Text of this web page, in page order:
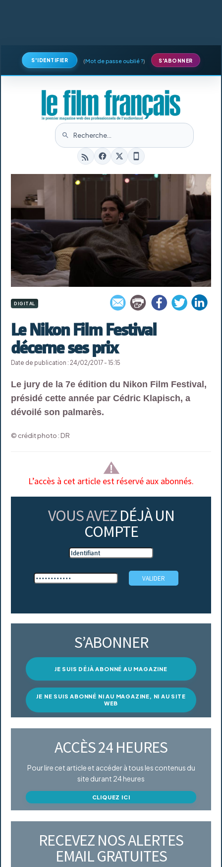
S'IDENTIFIER (Mot de passe oublié ?) S'ABONNER
DIGITAL
Le Nikon Film Festival
décerne ses prix
Date de publication : 24/02/2017 - 15:15
Le jury de la 7e édition du Nikon Film Festival,
présidé cette année par Cédric Klapisch, a
dévoilé son palmarès.
© crédit photo : DR
L’accès à cet article est réservé aux abonnés.
VOUS AVEZ DÉJÀ UN
COMPTE
S’ABONNER
JE SUIS DÉJÀ ABONNÉ AU MAGAZINE
JE NE SUIS ABONNÉ NI AU MAGAZINE, NI AU SITE
WEB
ACCÈS 24 HEURES
Pour lire cet article et accéder à tous les contenus du
site durant 24 heures
CLIQUEZ ICI
RECEVEZ NOS ALERTES
EMAIL GRATUITES